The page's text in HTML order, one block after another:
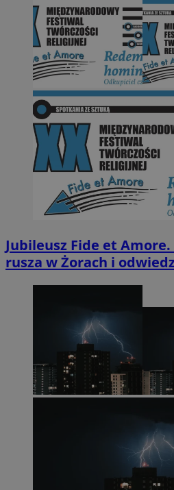
Jubileusz Fide et
rusza w Żorach i